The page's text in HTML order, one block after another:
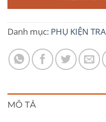
Danh mục: PHỤ KIỆN
MÔ TẢ